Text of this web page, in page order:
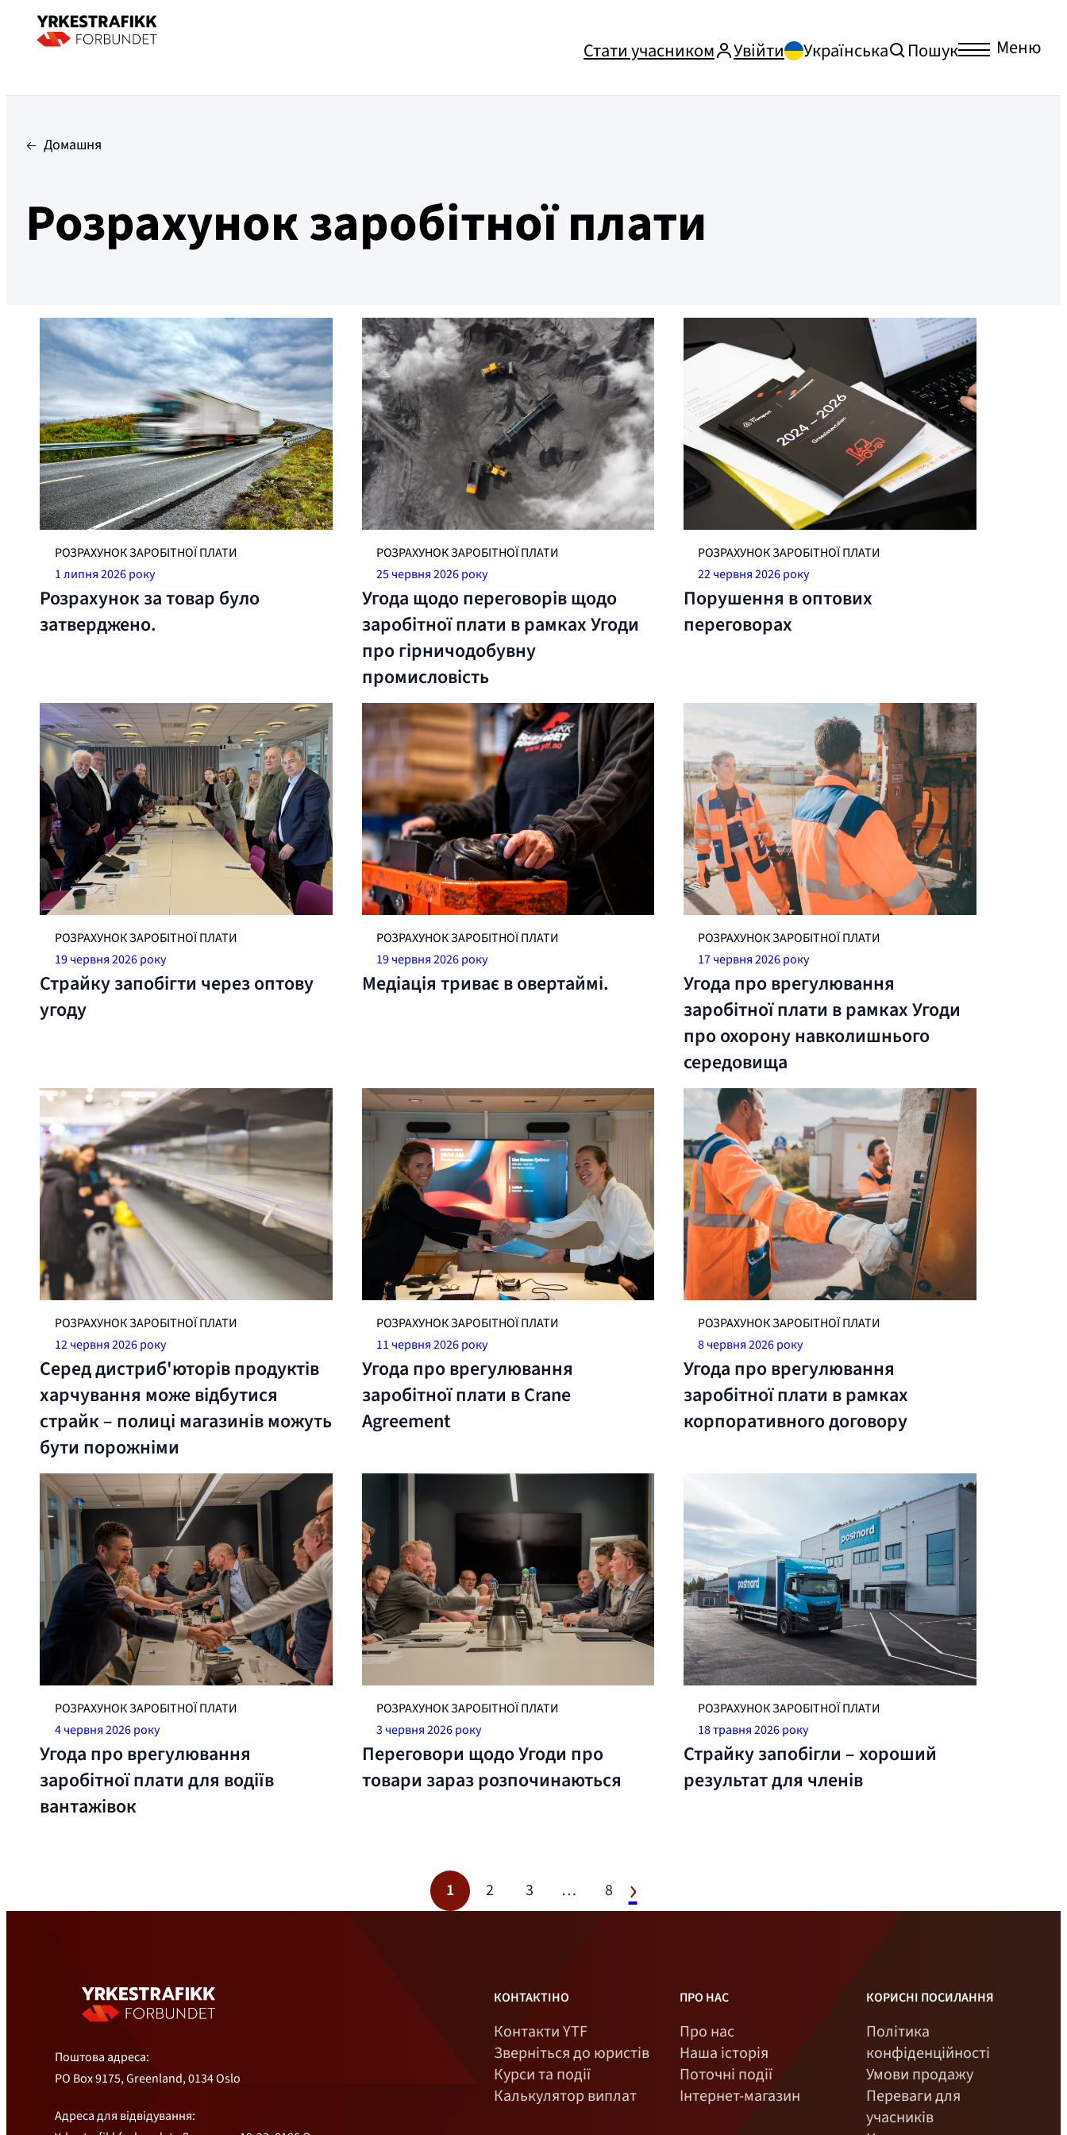
Стати учасником Увійти Українська Пошук Меню
Домашня
Розрахунок заробітної плати
РОЗРАХУНОК ЗАРОБІТНОЇ ПЛАТИ
1 липня 2026 року
Розрахунок за товар було
затверджено.
РОЗРАХУНОК ЗАРОБІТНОЇ ПЛАТИ
25 червня 2026 року
Угода щодо переговорів щодо
заробітної плати в рамках Угоди
про гірничодобувну
промисловість
РОЗРАХУНОК ЗАРОБІТНОЇ ПЛАТИ
22 червня 2026 року
Порушення в оптових
переговорах
РОЗРАХУНОК ЗАРОБІТНОЇ ПЛАТИ
19 червня 2026 року
Страйку запобігти через оптову
угоду
РОЗРАХУНОК ЗАРОБІТНОЇ ПЛАТИ
19 червня 2026 року
Медіація триває в овертаймі.
РОЗРАХУНОК ЗАРОБІТНОЇ ПЛАТИ
17 червня 2026 року
Угода про врегулювання
заробітної плати в рамках Угоди
про охорону навколишнього
середовища
РОЗРАХУНОК ЗАРОБІТНОЇ ПЛАТИ
12 червня 2026 року
Серед дистриб'юторів продуктів
харчування може відбутися
страйк – полиці магазинів можуть
бути порожніми
РОЗРАХУНОК ЗАРОБІТНОЇ ПЛАТИ
11 червня 2026 року
Угода про врегулювання
заробітної плати в Crane
Agreement
РОЗРАХУНОК ЗАРОБІТНОЇ ПЛАТИ
8 червня 2026 року
Угода про врегулювання
заробітної плати в рамках
корпоративного договору
РОЗРАХУНОК ЗАРОБІТНОЇ ПЛАТИ
4 червня 2026 року
Угода про врегулювання
заробітної плати для водіїв
вантажівок
РОЗРАХУНОК ЗАРОБІТНОЇ ПЛАТИ
3 червня 2026 року
Переговори щодо Угоди про
товари зараз розпочинаються
РОЗРАХУНОК ЗАРОБІТНОЇ ПЛАТИ
18 травня 2026 року
Страйку запобігли – хороший
результат для членів
1 2 3 … 8
Поштова адреса:
PO Box 9175, Greenland, 0134 Oslo
Адреса для відвідування:
КОНТАКТІНО
Контакти YTF
Зверніться до юристів
Курси та події
Калькулятор виплат
ПРО НАС
Про нас
Наша історія
Поточні події
Інтернет-магазин
КОРИСНІ ПОСИЛАННЯ
Політика
конфіденційності
Умови продажу
Переваги для
учасників